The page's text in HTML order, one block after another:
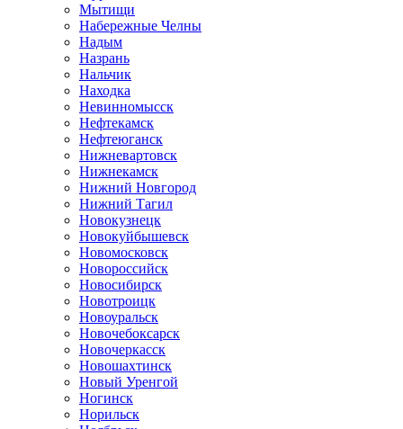
Мытищи
Набережные Челны
Надым
Назрань
Нальчик
Находка
Невинномысск
Нефтекамск
Нефтеюганск
Нижневартовск
Нижнекамск
Нижний Новгород
Нижний Тагил
Новокузнецк
Новокуйбышевск
Новомосковск
Новороссийск
Новосибирск
Новотроицк
Новоуральск
Новочебоксарск
Новочеркасск
Новошахтинск
Новый Уренгой
Ногинск
Норильск